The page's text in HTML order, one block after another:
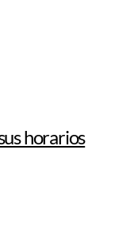
horarios